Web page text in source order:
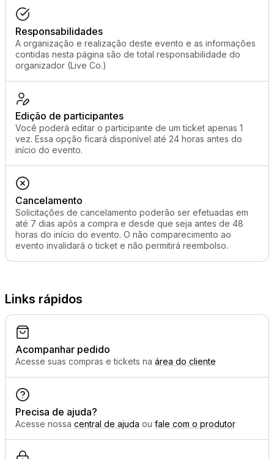
Responsabilidades
A organização e realização deste evento e as informações
contidas nesta página são de total responsabilidade do
organizador (Live Co.)
Edição de participantes
Você poderá editar o participante de um ticket apenas 1
vez. Essa opção ficará disponível até 24 horas antes do
início do evento.
Cancelamento
Solicitações de cancelamento poderão ser efetuadas em
até 7 dias após a compra e desde que seja antes de 48
horas do início do evento. O não comparecimento ao
evento invalidará o ticket e não permitirá reembolso.
Links rápidos
Acompanhar pedido
Acesse suas compras e tickets na área do cliente
Precisa de ajuda?
Acesse nossa central de ajuda ou fale com o produtor